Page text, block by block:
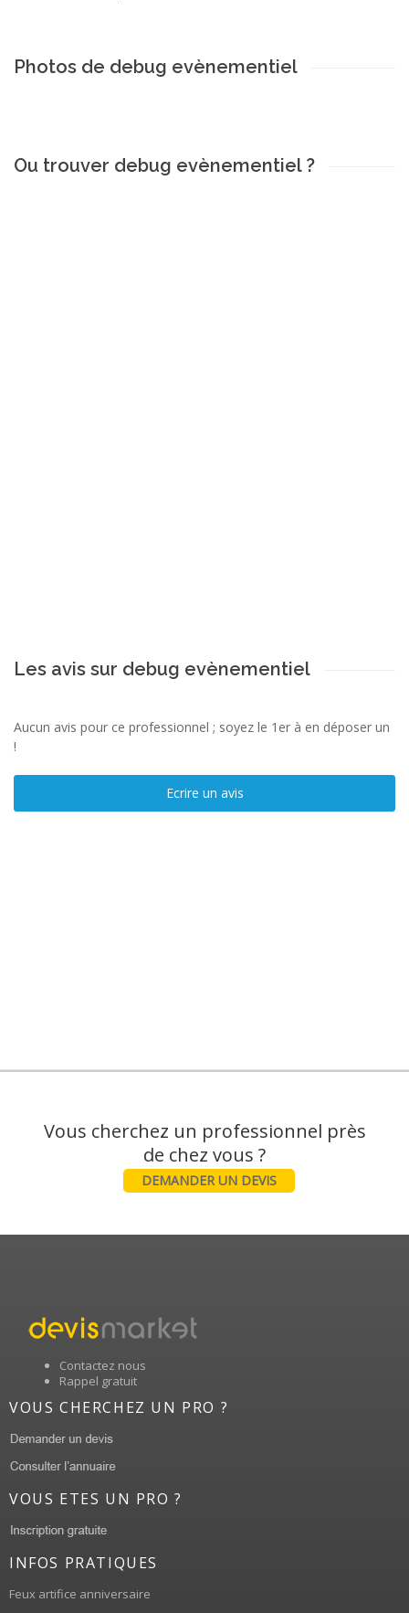
Photos de debug evènementiel
Ou trouver debug evènementiel ?
Les avis sur debug evènementiel
Aucun avis pour ce professionnel ; soyez le 1er à en déposer un
!
Ecrire un avis
Vous cherchez un professionnel près
DEMANDER UN DEVIS
Contactez nous
Rappel gratuit
VOUS CHERCHEZ UN PRO ?
VOUS ETES UN PRO ?
INFOS PRATIQUES
Feux artifice anniversaire